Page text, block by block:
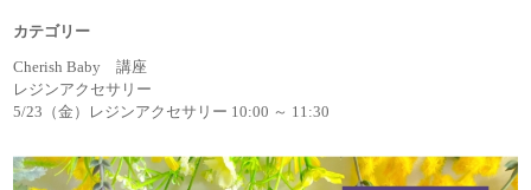
カテゴリー
Cherish Baby 講座
レジンアクセサリー
5/23（金）レジンアクセサリー 10:00 ～ 11:30